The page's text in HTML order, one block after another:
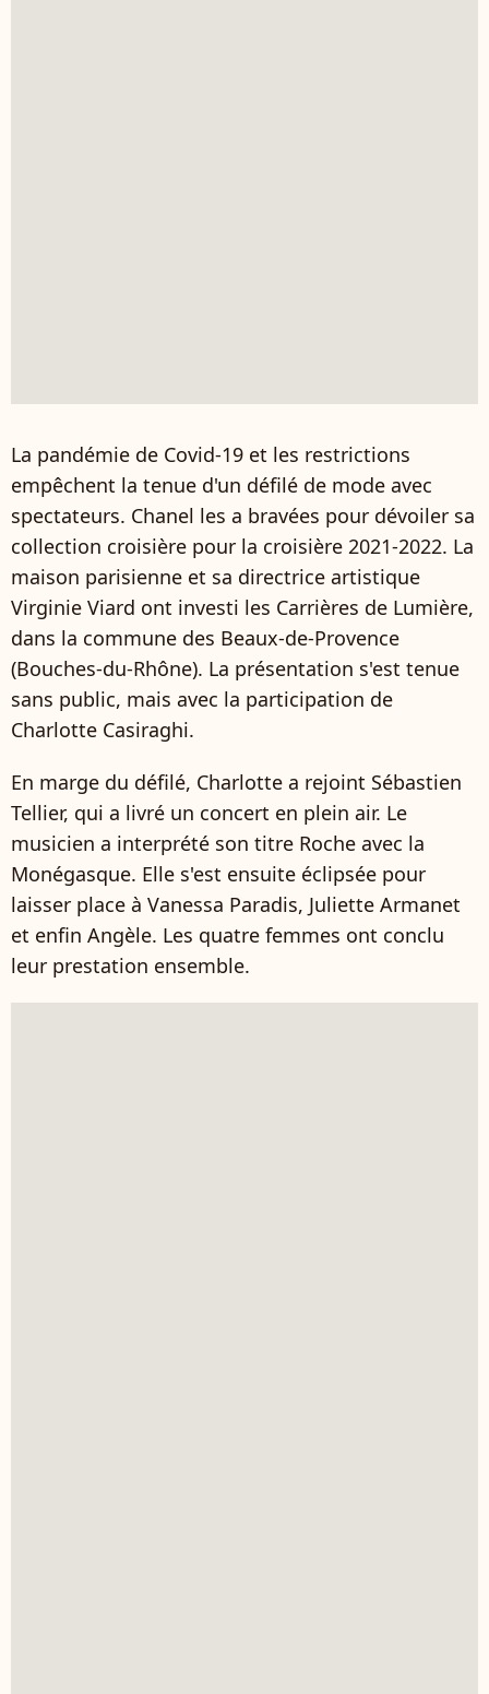
La pandémie de Covid-19 et les restrictions
empêchent la tenue d'un défilé de mode avec
spectateurs. Chanel les a bravées pour dévoiler sa
collection croisière pour la croisière 2021-2022. La
maison parisienne et sa directrice artistique
Virginie Viard ont investi les Carrières de Lumière,
dans la commune des Beaux-de-Provence
(Bouches-du-Rhône). La présentation s'est tenue
sans public, mais avec la participation de
Charlotte Casiraghi.
En marge du défilé, Charlotte a rejoint Sébastien
Tellier, qui a livré un concert en plein air. Le
musicien a interprété son titre Roche avec la
Monégasque. Elle s'est ensuite éclipsée pour
laisser place à Vanessa Paradis, Juliette Armanet
et enfin Angèle. Les quatre femmes ont conclu
leur prestation ensemble.